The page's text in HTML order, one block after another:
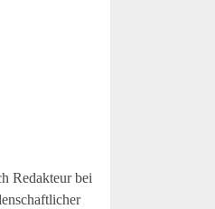
Redakteur bei